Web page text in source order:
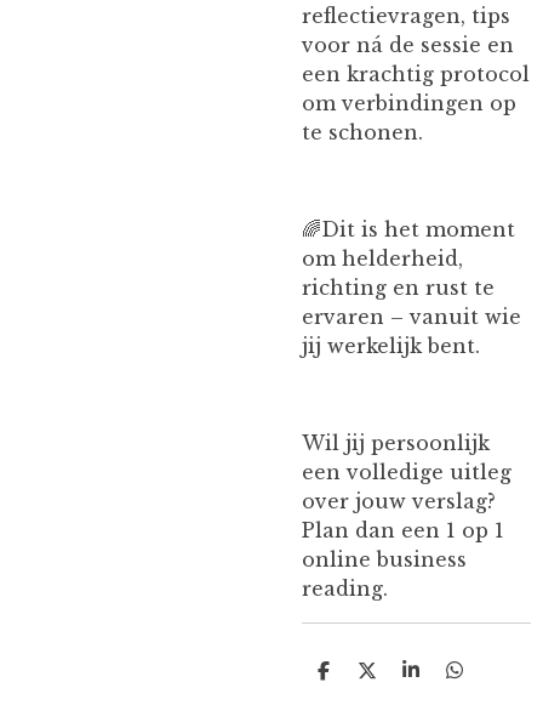
reflectievragen, tips
voor ná de sessie en
een krachtig protocol
om verbindingen op
te schonen.
🌈Dit is het moment
om helderheid,
richting en rust te
ervaren – vanuit wie
jij werkelijk bent.
Wil jij persoonlijk
een volledige uitleg
over jouw verslag?
Plan dan een 1 op 1
online business
reading.
D
D
S
D